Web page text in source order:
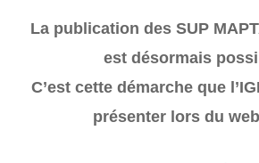
La publication des SUP
est désormais
C’est cette démarche que
présenter lors du